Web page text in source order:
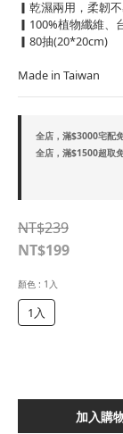
▎乾濕兩用，柔韌
▎100%植物纖維、
▎80抽(20*20cm)
Made in Taiwan
全店，滿$3000宅配
全店，滿$1500超取
NT$239
NT$199
顏色 : 1入
1入
加入購